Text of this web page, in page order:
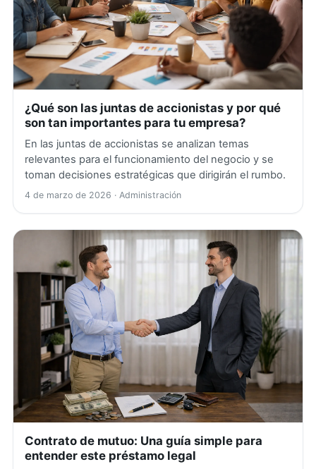
¿Qué son las juntas de accionistas y por qué
son tan importantes para tu empresa?
En las juntas de accionistas se analizan temas
relevantes para el funcionamiento del negocio y se
toman decisiones estratégicas que dirigirán el rumbo.
4 de marzo de 2026 · Administración
Contrato de mutuo: Una guía simple para
entender este préstamo legal